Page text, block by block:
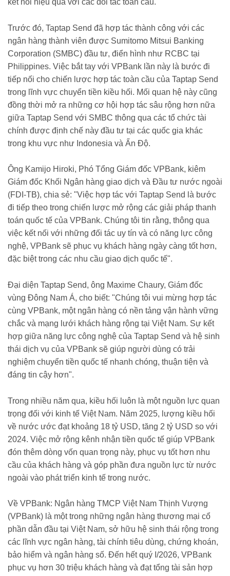
kết nối hiệu quả với các đối tác toàn cầu.
Trước đó, Taptap Send đã hợp tác thành công với các
ngân hàng thành viên được Sumitomo Mitsui Banking
Corporation (SMBC) đầu tư, điển hình như RCBC tại
Philippines. Việc bắt tay với VPBank lần này là bước đi
tiếp nối cho chiến lược hợp tác toàn cầu của Taptap Send
trong lĩnh vực chuyển tiền kiều hối. Mối quan hệ này cũng
đồng thời mở ra những cơ hội hợp tác sâu rộng hơn nữa
giữa Taptap Send với SMBC thông qua các tổ chức tài
chính được định chế này đầu tư tại các quốc gia khác
trong khu vực như Indonesia và Ấn Độ.
Ông Kamijo Hiroki, Phó Tổng Giám đốc VPBank, kiêm
Giám đốc Khối Ngân hàng giao dịch và Đầu tư nước ngoài
(FDI-TB), chia sẻ: "Việc hợp tác với Taptap Send là bước
đi tiếp theo trong chiến lược mở rộng các giải pháp thanh
toán quốc tế của VPBank. Chúng tôi tin rằng, thông qua
việc kết nối với những đối tác uy tín và có năng lực công
nghệ, VPBank sẽ phục vụ khách hàng ngày càng tốt hơn,
đặc biệt trong các nhu cầu giao dịch quốc tế".
Đại diện Taptap Send, ông Maxime Chaury, Giám đốc
vùng Đông Nam Á, cho biết: "Chúng tôi vui mừng hợp tác
cùng VPBank, một ngân hàng có nền tảng vận hành vững
chắc và mạng lưới khách hàng rộng tại Việt Nam. Sự kết
hợp giữa năng lực công nghệ của Taptap Send và hệ sinh
thái dịch vụ của VPBank sẽ giúp người dùng có trải
nghiệm chuyển tiền quốc tế nhanh chóng, thuận tiện và
đáng tin cậy hơn".
Trong nhiều năm qua, kiều hối luôn là một nguồn lực quan
trọng đối với kinh tế Việt Nam. Năm 2025, lượng kiều hối
về nước ước đạt khoảng 18 tỷ USD, tăng 2 tỷ USD so với
2024. Việc mở rộng kênh nhận tiền quốc tế giúp VPBank
đón thêm dòng vốn quan trọng này, phục vụ tốt hơn nhu
cầu của khách hàng và góp phần đưa nguồn lực từ nước
ngoài vào phát triển kinh tế trong nước.
Về VPBank: Ngân hàng TMCP Việt Nam Thịnh Vượng
(VPBank) là một trong những ngân hàng thương mại cổ
phần dẫn đầu tại Việt Nam, sở hữu hệ sinh thái rộng trong
các lĩnh vực ngân hàng, tài chính tiêu dùng, chứng khoán,
bảo hiểm và ngân hàng số. Đến hết quý I/2026, VPBank
phục vụ hơn 30 triệu khách hàng và đạt tổng tài sản hợp